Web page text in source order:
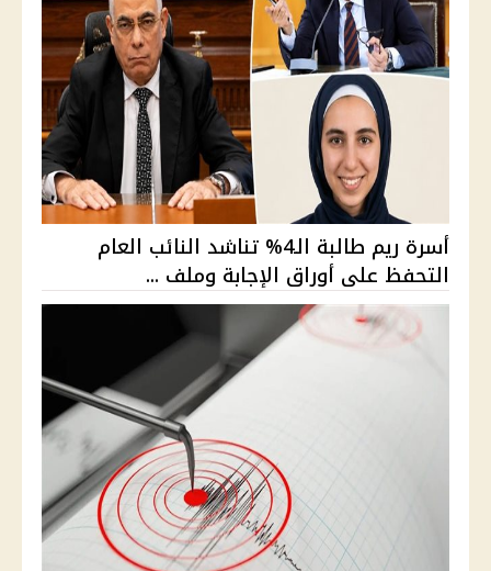
أسرة ريم طالبة الـ4% تناشد النائب العام
التحفظ على أوراق الإجابة وملف ...